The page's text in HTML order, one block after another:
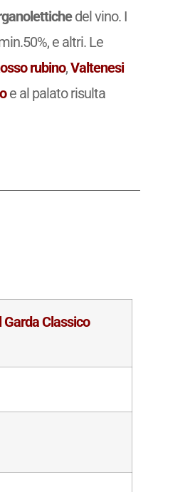
del vino. I
e altri. Le
rubino,Valtenesi
e al palato risulta
Garda Classico